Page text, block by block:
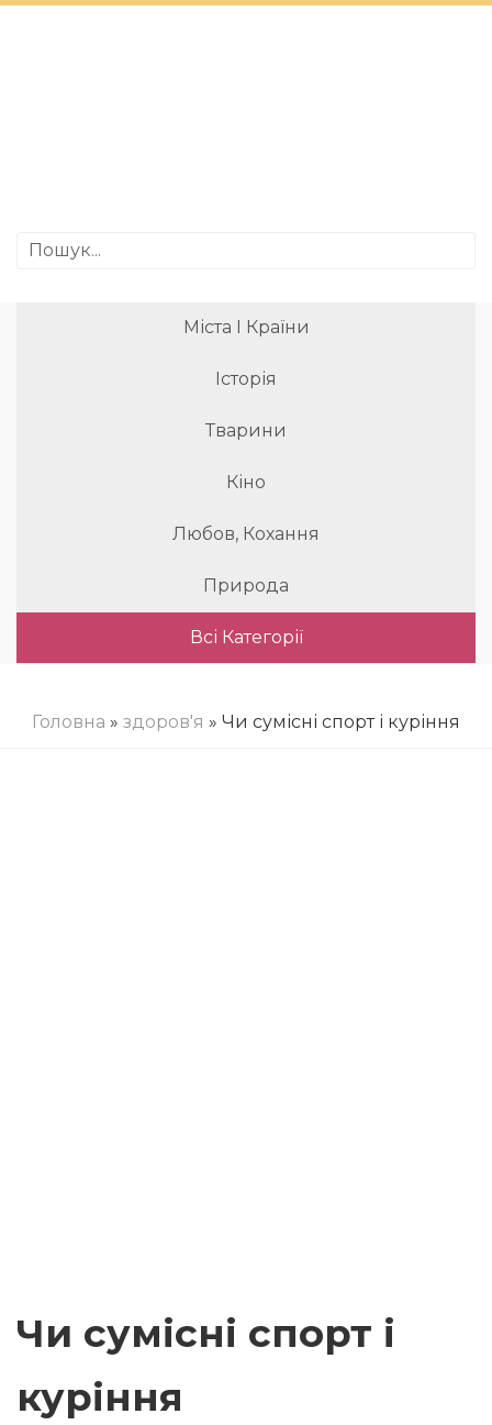
Міста І Країни
Історія
Тварини
Кіно
Любов, Кохання
Природа
Всі Категорії
Головна » здоров'я » Чи сумісні спорт і куріння
Чи сумісні спорт і
куріння